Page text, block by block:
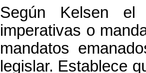
Según Kelsen el
imperativas o
mandatos
legislar. Establece